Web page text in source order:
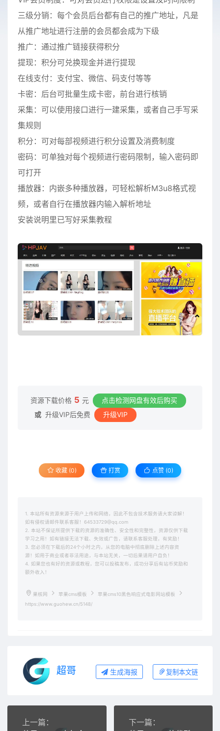
三级分销：每个会员后台都有自己的推广地址，凡是
从推广地址进行注册的会员都会成为下级
推广：通过推广链接获得积分
提现：积分可兑换现金并进行提现
在线支付：支付宝、微信、码支付等等
卡密：后台可批量生成卡密，前台进行核销
采集：可以使用接口进行一建采集，或者自己手写采
集规则
积分：可对每部视频进行积分设置及消费制度
密码：可单独对每个视频进行密码限制，输入密码即
可打开
播放器：内嵌多种播放器，可轻松解析M3u8格式视
频，或者自行在播放器内输入解析地址
安装说明里已写好采集教程
资源下载价格 5 元
点击检测网盘有效后购买
或 升级VIP后免费 升级VIP
收藏 (0) 打赏 点赞 (0)
1. 本站所有资源来源于用户上传和网络，因此不包含技术服务请大家谅解！
如有侵权请邮件联系客服！64533729@qq.com
2. 本站不保证所提供下载的资源的准确性、安全性和完整性，资源仅供下载
学习之用！如有链接无法下载、失效或广告，请联系客服处理，有奖励！
3. 您必须在下载后的24个小时之内，从您的电脑中彻底删除上述内容资
源！如用于商业或者非法用途，与本站无关，一切后果请用户自负！
4. 如果您也有好的资源或教程，您可以投稿发布，成功分享后有站币奖励和
额外收入！
果核网 苹果cms模板
苹果cms10黑色响应式电影网站模板
https://www.guohew.cn/5148/
超哥 生成海报 复制本文链接
上一篇：
下一篇：